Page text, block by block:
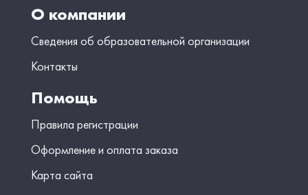
О компании
Сведения об образовательной организации
Контакты
Помощь
Правила регистрации
Оформление и оплата заказа
Карта сайта